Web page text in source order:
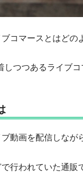
コマースとはどの
つつあるライブ
動画を配信しなが
行われていた通販